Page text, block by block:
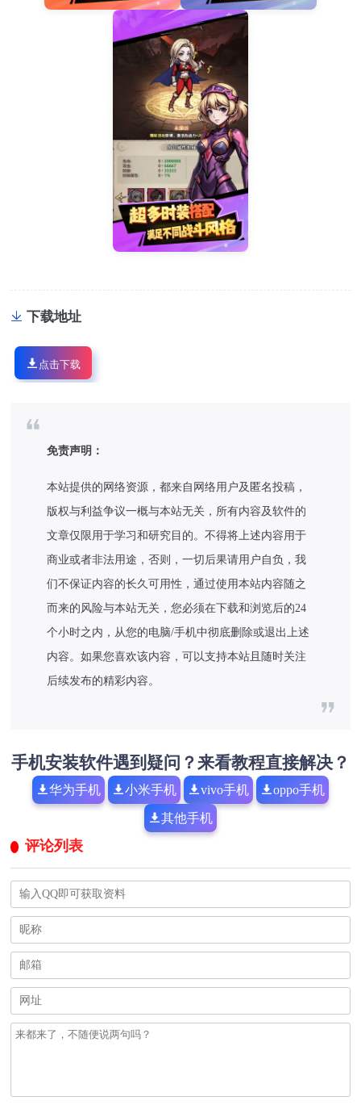
下载地址
点击下载
免责声明：
本站提供的网络资源，都来自网络用户及匿名投稿，
版权与利益争议一概与本站无关，所有内容及软件的
文章仅限用于学习和研究目的。不得将上述内容用于
商业或者非法用途，否则，一切后果请用户自负，我
们不保证内容的长久可用性，通过使用本站内容随之
而来的风险与本站无关，您必须在下载和浏览后的24
个小时之内，从您的电脑/手机中彻底删除或退出上述
内容。如果您喜欢该内容，可以支持本站且随时关注
后续发布的精彩内容。
手机安装软件遇到疑问？来看教程直接解决？
华为手机 小米手机 vivo手机 oppo手机
其他手机
评论列表